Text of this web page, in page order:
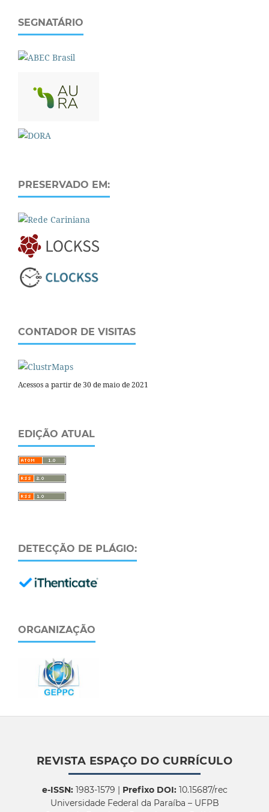
SEGNATÁRIO
PRESERVADO EM:
CONTADOR DE VISITAS
Acessos a partir de 30 de maio de 2021
EDIÇÃO ATUAL
DETECÇÃO DE PLÁGIO:
ORGANIZAÇÃO
REVISTA ESPAÇO DO CURRÍCULO
e-ISSN:1983-1579 | Prefixo DOI:10.15687/rec
Universidade Federal da Paraíba – UFPB